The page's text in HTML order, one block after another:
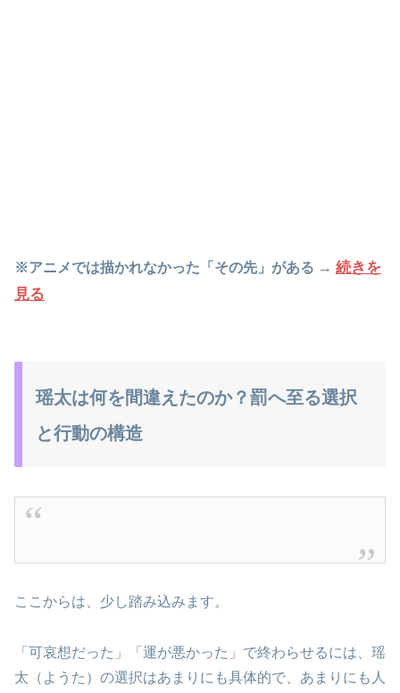
※アニメでは描かれなかった「その先」がある → 続きを
見る
瑶太は何を間違えたのか？罰へ至る選択
と行動の構造
ここからは、少し踏み込みます。
「可哀想だった」「運が悪かった」で終わらせるには、瑶
太（ようた）の選択はあまりにも具体的で、あまりにも人